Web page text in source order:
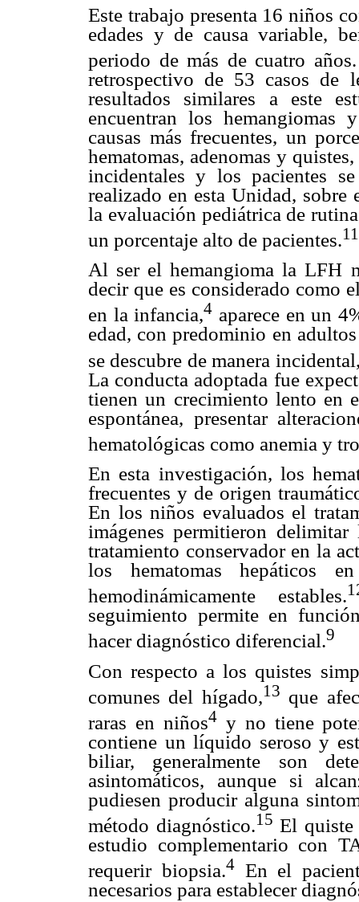
Este trabajo presenta 16 niños
edades y de causa variable,
periodo de más de cuatro
retrospectivo de 53 casos de
resultados similares a este
encuentran los
causas más frecuentes, un
hematomas, adenomas y
incidentales y los pacientes
realizado en esta Unidad,
la evaluación pediátrica de
un porcentaje alto de pacientes.11
Al ser el hemangioma la LFH
decir que es considerado como
en la infancia,4 aparece en un
edad, con predominio en
se descubre de manera
La conducta adoptada fue
tienen un crecimiento lento en
espontánea, presentar
hematológicas como anemia y
En esta investigación, los
frecuentes y de origen
En los niños evaluados el
imágenes permitieron
tratamiento conservador en la
los hematomas hepáticos
hemodinámicamente estables.
seguimiento permite en
hacer diagnóstico diferencial.9
Con respecto a los quistes
comunes del hígado,13 que
raras en niños4y no tiene
contiene un líquido seroso y
biliar, generalmente son
asintomáticos, aunque si
pudiesen producir alguna
método diagnóstico.15 El quiste
estudio complementario con
requerir biopsia.4En el
necesarios para establecer